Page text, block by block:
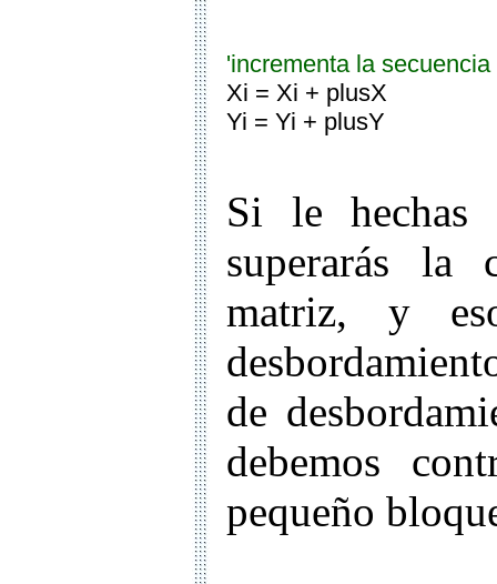
'incrementa la
Xi = Xi + plusX
Yi = Yi + plusY
Si le hechas
superarás la
matriz, y
de
debemos
pequeño